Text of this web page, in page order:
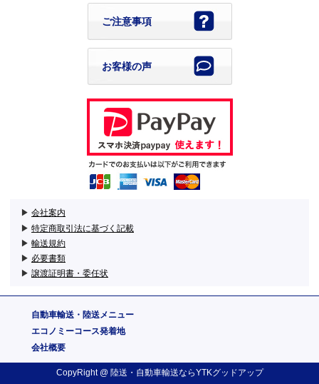
ご注意事項
お客様の声
▶ 会社案内
▶ 特定商取引法に基づく記載
▶ 輸送規約
▶ 必要書類
▶ 譲渡証明書・委任状
自動車輸送・陸送メニュー
エコノミーコース発着地
会社概要
CopyRight @ 陸送・自動車輸送ならYTKグッドアップ